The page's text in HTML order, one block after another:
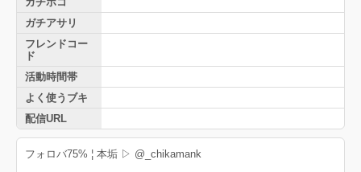
ガチアサリ
フレンドコー
ド
活動時間帯
よく使うブキ
配信URL
フォロバ75% ¦ 本垢 ▷ @_chikamank